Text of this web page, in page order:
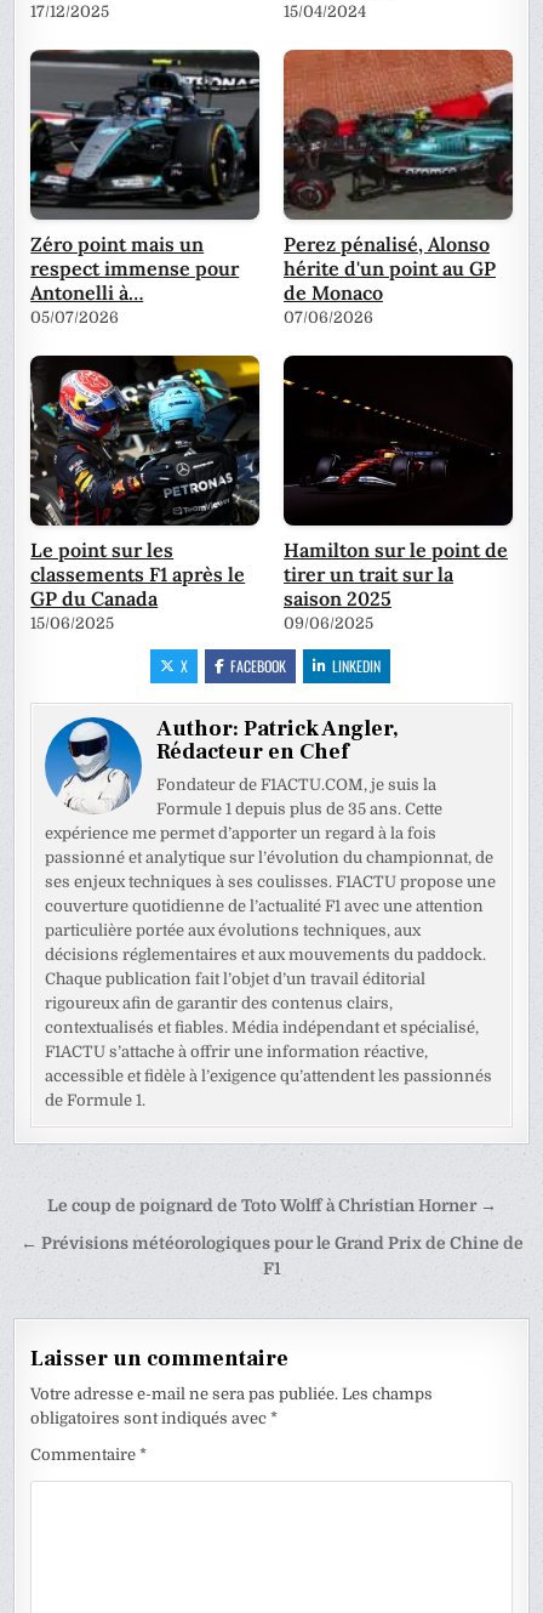
17/12/2025 15/04/2024
Zéro point mais un
respect immense pour
Antonelli à…
05/07/2026
Perez pénalisé, Alonso
hérite d'un point au GP
de Monaco
07/06/2026
Le point sur les
classements F1 après le
GP du Canada
15/06/2025
Hamilton sur le point de
tirer un trait sur la
saison 2025
09/06/2025
X FACEBOOK LINKEDIN
Author:Patrick Angler,
Rédacteur en Chef
Fondateur de F1ACTU.COM, je suis la
Formule 1 depuis plus de 35 ans. Cette
expérience me permet d’apporter un regard à la fois
passionné et analytique sur l’évolution du championnat, de
ses enjeux techniques à ses coulisses. F1ACTU propose une
couverture quotidienne de l’actualité F1 avec une attention
particulière portée aux évolutions techniques, aux
décisions réglementaires et aux mouvements du paddock.
Chaque publication fait l’objet d’un travail éditorial
rigoureux afin de garantir des contenus clairs,
contextualisés et fiables. Média indépendant et spécialisé,
F1ACTU s’attache à offrir une information réactive,
accessible et fidèle à l’exigence qu’attendent les passionnés
de Formule 1.
Navigation
de
Le coup de poignard de Toto Wolff à Christian Horner →
← Prévisions météorologiques pour le Grand Prix de Chine de
F1
Laisser un commentaire
Votre adresse e-mail ne sera pas publiée. Les champs
obligatoires sont indiqués avec*
Commentaire*